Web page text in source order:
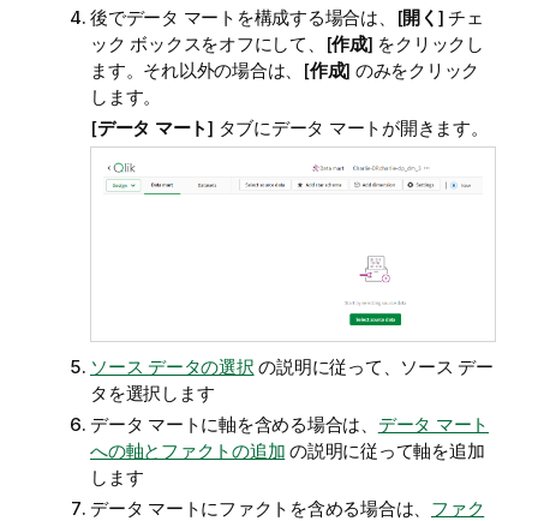
後でデータ マートを構成する場合は、[開く ] チェ
ック ボックスをオフにして、[作成] をクリックし
ます。それ以外の場合は、[作成] のみをクリック
します。
[データ マート] タブにデータ マートが開きます。
ソース データの選択 の説明に従って、ソース デー
タを選択します
データ マートに軸を含める場合は、 データ マート
への軸とファクトの追加 の説明に従って軸を追加
します
データ マートにファクトを含める場合は、 ファク